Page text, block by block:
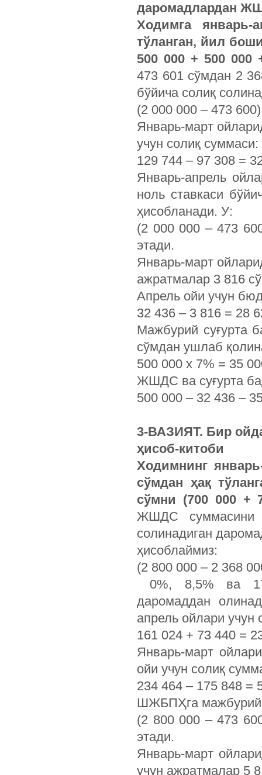
даромадлардан
Ходимга
тўланган, йил
500 000 + 500
473 601 сўмдан 2
бўйича солиқ
(2 000 000 – 473
Январь-март
учун солиқ суммаси:
129 744 – 97 308 =
Январь-апрель
ноль ставкаси
ҳисобланади. У:
(2 000 000 – 473
этади.
Январь-март
ажратмалар 3 816
Апрель ойи учун
32 436 – 3 816 = 28
Мажбурий суғурта
сўмдан ушлаб
500 000 х 7% = 35
ЖШДС ва суғурта
500 000 – 32 436 –
3-ВАЗИЯТ. Бир
ҳисоб-китоби
Ходимнинг
сўмдан ҳақ
сўмни (700 000 +
ЖШДС суммасини
солинадиган
ҳисоблаймиз:
(2 800 000 – 2 368
0%, 8,5% ва
даромаддан
апрель ойлари учун
161 024 + 73 440 =
Январь-март
ойи учун солиқ
234 464 – 175 848 =
ШЖБПҲга мажбурий
(2 800 000 – 473
этади.
Январь-март
учун ажратмалар 5